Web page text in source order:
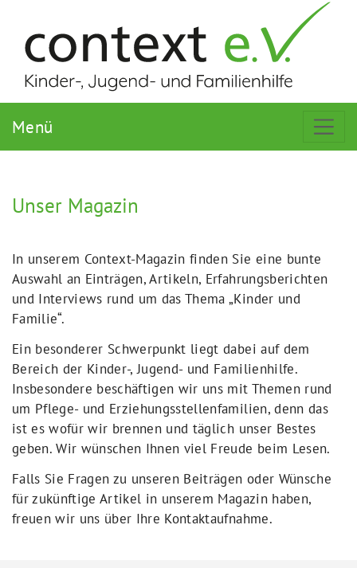
Menü
Unser Magazin
In unserem Context-Magazin finden Sie eine bunte
Auswahl an Einträgen, Artikeln, Erfahrungsberichten
und Interviews rund um das Thema „Kinder und
Familie“.
Ein besonderer Schwerpunkt liegt dabei auf dem
Bereich der Kinder-, Jugend- und Familienhilfe.
Insbesondere beschäftigen wir uns mit Themen rund
um Pflege- und Erziehungsstellenfamilien, denn das
ist es wofür wir brennen und täglich unser Bestes
geben. Wir wünschen Ihnen viel Freude beim Lesen.
Falls Sie Fragen zu unseren Beiträgen oder Wünsche
für zukünftige Artikel in unserem Magazin haben,
freuen wir uns über Ihre Kontaktaufnahme.